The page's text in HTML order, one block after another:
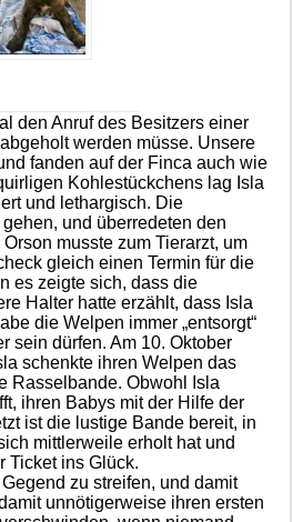
den Anruf des Besitzers einer
werden müsse. Unsere
fanden auf der Finca auch wie
Kohlestückchens lag Isla
und lethargisch. Die
und überredeten den
musste zum Tierarzt, um
gleich einen Termin für die
es zeigte sich, dass die
Halter hatte erzählt, dass Isla
die Welpen immer „entsorgt“
sein dürfen. Am 10. Oktober
schenkte ihren Welpen das
Rasselbande. Obwohl Isla
ihren Babys mit der Hilfe der
ist die lustige Bande bereit, in
mittlerweile erholt hat und
Ticket ins Glück.
zu streifen, und damit
unnötigerweise ihren ersten